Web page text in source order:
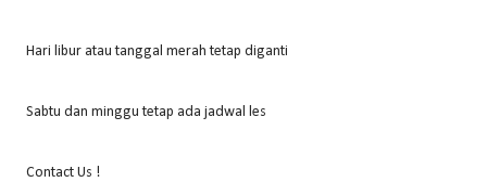
Hari libur atau tanggal merah tetap diganti
Sabtu dan minggu tetap ada jadwal les
Contact Us !